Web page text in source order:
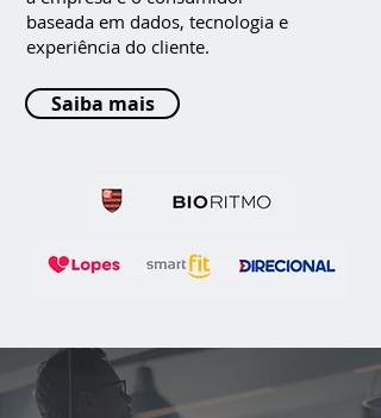
baseada em dados, tecnologia e
experiência do cliente.
Saiba mais